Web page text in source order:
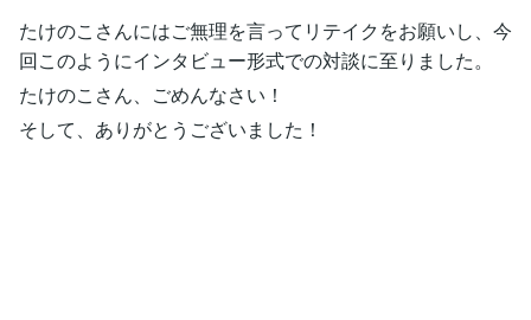
たけのこさんにはご無理を言ってリテイクをお願いし、今
回このようにインタビュー形式での対談に至りました。
たけのこさん、ごめんなさい！
そして、ありがとうございました！